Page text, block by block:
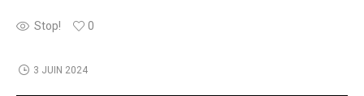
Stop! 0
3 JUIN 2024